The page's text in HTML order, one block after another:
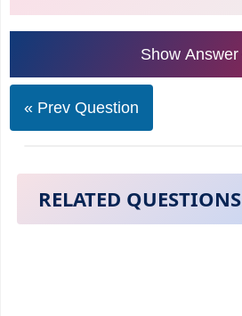
Show Answer
« Prev Question
RELATED QUESTIONS